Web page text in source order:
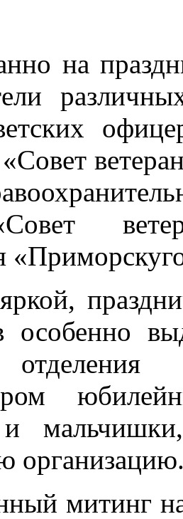
на
«Совет
особенно
митинг